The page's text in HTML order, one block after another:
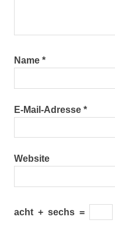
Name *
E-Mail-Adresse *
Website
acht + sechs =